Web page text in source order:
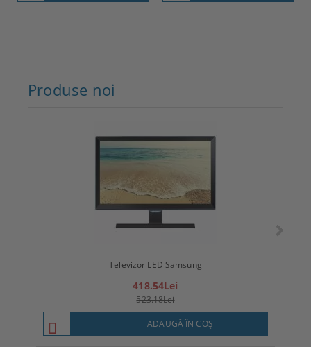
Produse noi
Televizor LED Samsung
418.54Lei
523.18Lei
ADAUGĂ ÎN COŞ